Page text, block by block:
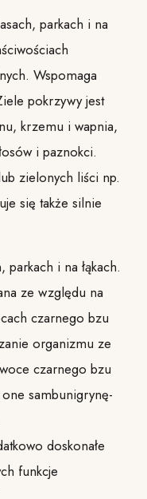
parkach i na
Wspomaga
pokrzywy jest
krzemu i wapnia,
i paznokci.
zielonych liści np.
się także silnie
i na łąkach.
ze względu na
czarnego bzu
organizmu ze
czarnego bzu
sambunigrynę-
doskonałe
funkcje